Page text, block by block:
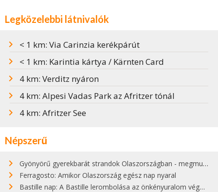
Legközelebbi látnivalók
< 1 km: Via Carinzia kerékpárút
< 1 km: Karintia kártya / Kärnten Card
4 km: Verditz nyáron
4 km: Alpesi Vadas Park az Afritzer tónál
4 km: Afritzer See
Népszerű
Gyönyörű gyerekbarát strandok Olaszországban - megmutatjuk a 15 legjobbat
Ferragosto: Amikor Olaszország egész nap nyaral
Bastille nap: A Bastille lerombolása az önkényuralom végét jelentette